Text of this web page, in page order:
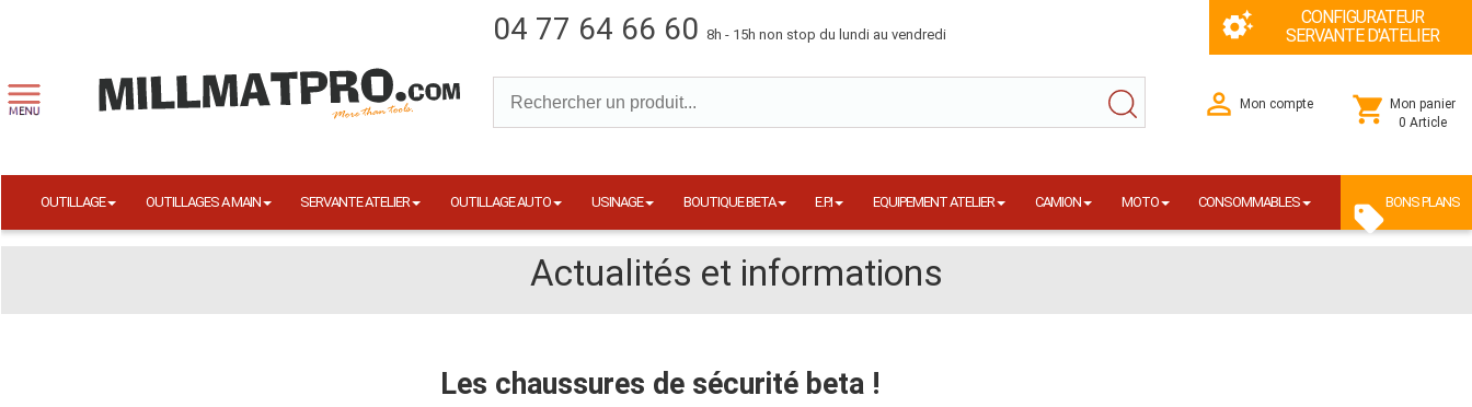
04 77 64 66 60 8h - 15h non stop du lundi au vendredi
CONFIGURATEUR
SERVANTE D'ATELIER
Mon compte
Mon panier
0 Article
OUTILLAGE OUTILLAGES A MAIN SERVANTE ATELIER OUTILLAGE AUTO USINAGE BOUTIQUE BETA E.P.I EQUIPEMENT ATELIER CAMION MOTO CONSOMMABLES BONS PLANS
Actualités et informations
Les chaussures de sécurité beta !